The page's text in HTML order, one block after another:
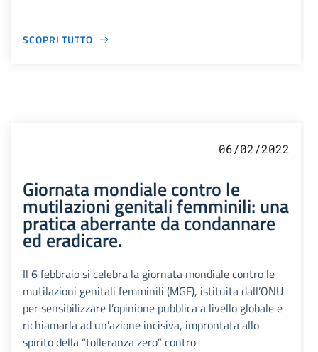
SCOPRI TUTTO
06/02/2022
Giornata mondiale contro le
mutilazioni genitali femminili: una
pratica aberrante da condannare
ed eradicare.
Il 6 febbraio si celebra la giornata mondiale contro le
mutilazioni genitali femminili (MGF), istituita dall’ONU
per sensibilizzare l’opinione pubblica a livello globale e
richiamarla ad un’azione incisiva, improntata allo
spirito della “tolleranza zero” contro